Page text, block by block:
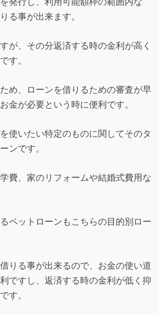
る事が出来ます。
が、その分返済する時の金利が高く
す。
め、ローンを借りるための審査が早
金が必要という時に便利です。
使いたい特定のものに関してそのタ
ンです。
費、家のリフォームや結婚式費用な
ペットローンもこちらの目的別ロー
りる事が出来るので、お金の使い道
ですし、返済する時の金利が低く抑
す。